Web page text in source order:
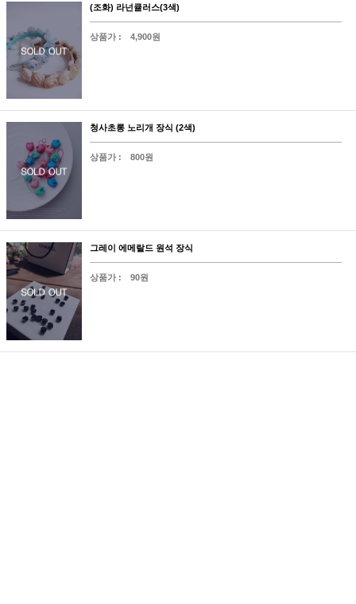
(조화) 라넌큘러스(3색)
상품가 : 4,900원
청사초롱 노리개 장식 (2색)
상품가 : 800원
그레이 에메랄드 원석 장식
상품가 : 90원